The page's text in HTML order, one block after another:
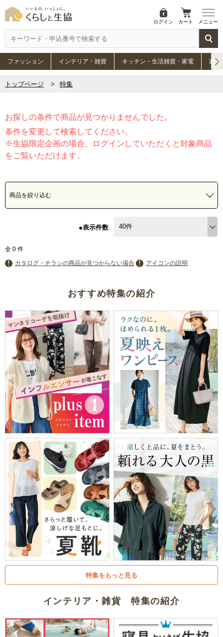
ログイン カート メニュー
ファッション インテリア・雑貨 キッチン・生活雑貨・家電 家具
トップページ 特集
お探しの条件で商品が見つかりませんでした。
条件を変更して検索してください。
※生協限定企画の場合、ログインしていただくと対象商品
をご覧いただけます。
商品を絞り込む
●表示件数
全 0 件
カタログ・チラシの商品が見つからない場合
アイコンの説明
おすすめ特集の紹介
特集をもっと見る
インテリア・雑貨 特集の紹介